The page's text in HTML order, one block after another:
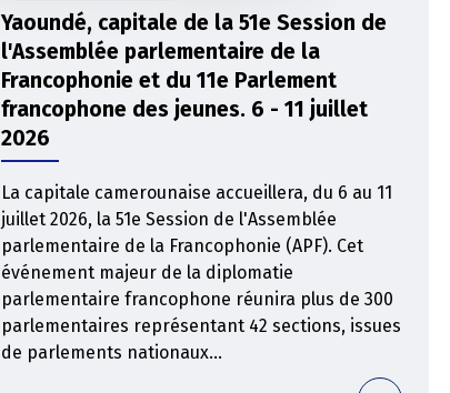
Yaoundé, capitale de la 51e Session de
l'Assemblée parlementaire de la
Francophonie et du 11e Parlement
francophone des jeunes. 6 - 11 juillet
2026
La capitale camerounaise accueillera, du 6 au 11
juillet 2026, la 51e Session de l'Assemblée
parlementaire de la Francophonie (APF). Cet
événement majeur de la diplomatie
parlementaire francophone réunira plus de 300
parlementaires représentant 42 sections, issues
de parlements nationaux...